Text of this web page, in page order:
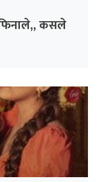
फिनाले,, कसले